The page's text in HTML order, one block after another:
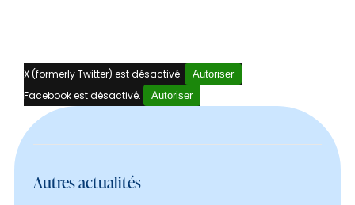
X (formerly Twitter) est désactivé. Autoriser
Facebook est désactivé. Autoriser
Autres actualités